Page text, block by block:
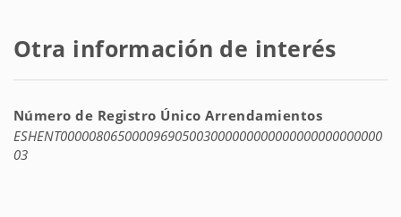
Otra información de interés
Número de Registro Único Arrendamientos
ESHENT000008065000096905003000000000000000000000000
03